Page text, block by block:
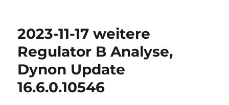
2023-11-17 weitere
Regulator B Analyse,
Dynon Update
16.6.0.10546